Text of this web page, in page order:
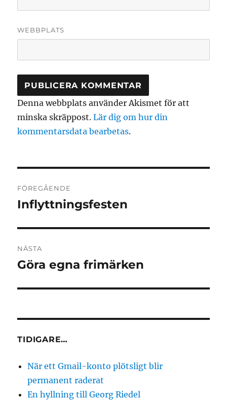
WEBBPLATS
Denna webbplats använder Akismet för att
minska skräppost.Lär dig om hur din
kommentarsdata bearbetas.
FÖREGÅENDE
Föregående
Inflyttningsfesten
NÄSTA
Nästa
Göra egna frimärken
TIDIGARE…
När ett Gmail-konto plötsligt blir
permanent raderat
En hyllning till Georg Riedel